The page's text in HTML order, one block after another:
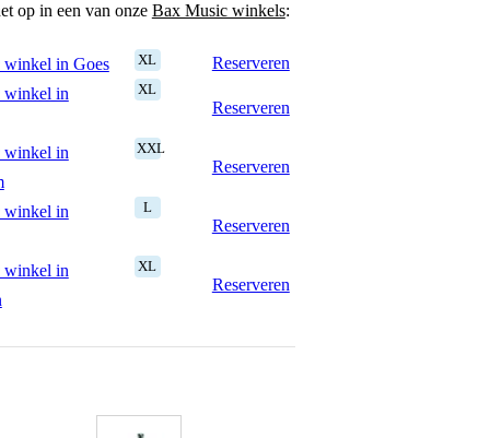
op in een van onze Bax Music winkels:
in Goes XL
Reserveren
winkel in
XL
Reserveren
winkel in
XXL
Reserveren
winkel in
L
Reserveren
winkel in
XL
Reserveren